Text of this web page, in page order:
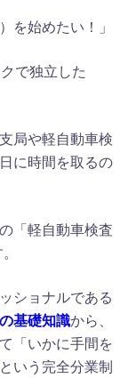
を始めたい！」
で独立した
局や軽自動車検
に時間を取るの
「軽自動車検査
ショナルである
基礎知識から、
て「いかに手間を
いう完全分業制